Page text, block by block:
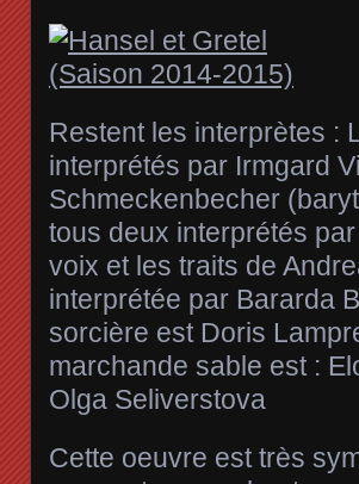
Restent les interprètes :
interprétés par Irmgard
Schmeckenbecher
tous deux interprétés
voix et les traits de
interprétée par Bararda
sorcière est Doris
marchande sable est :
Olga Seliverstova
Cette oeuvre est très